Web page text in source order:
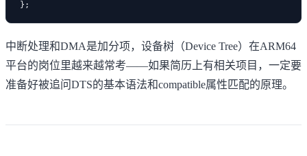
中断处理和DMA是加分项，设备树（Device Tree）在ARM64
平台的岗位里越来越常考——如果简历上有相关项目，一定要
准备好被追问DTS的基本语法和compatible属性匹配的原理。